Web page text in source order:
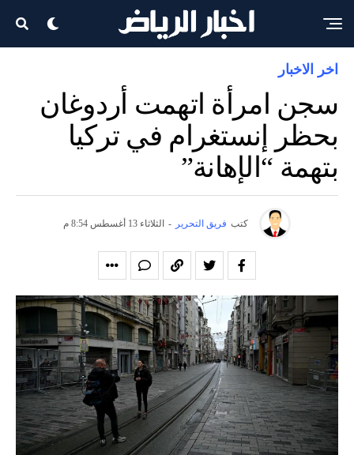
اخر الاخبار
سجن امرأة اتهمت أردوغان
بحظر إنستغرام في تركيا
بتهمة “الإهانة”
كتب فريق التحرير - الثلاثاء 13 أغسطس 8:54 م